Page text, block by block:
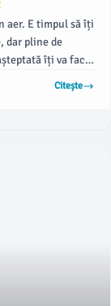
aer. E timpul să îți
dar pline de
îți va face
Citește